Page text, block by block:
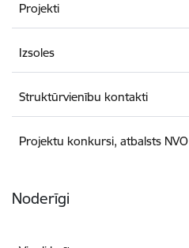
Projekti
Izsoles
Struktūrvienību kontakti
Projektu konkursi, atbalsts NVO
Noderīgi